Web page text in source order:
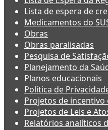
Lista de espera de
Medicamentos do
Obras
Obras paralisadas
Pesquisa de
Planejamento da
Planos educacionais
Política de
Projetos de
Projetos de Leis e
Relatórios analíticos